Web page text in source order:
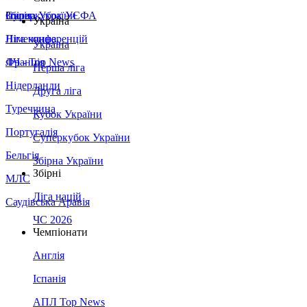
Збірна України
Італія
Німеччина
Франція
Нідерланди
Туреччина
Португалія
Бельгія
МЛС
Саудівська Аравія
Суперкубок УЄФА
Ліга конференцій
ЛЧ - Top News
Україна
Україна
Перша ліга
Друга ліга
Кубок України
Суперкубок України
Збірна України
Збірні
Ліга націй
ЧС 2026
Чемпіонати
Англія
Іспанія
АПЛ Top News